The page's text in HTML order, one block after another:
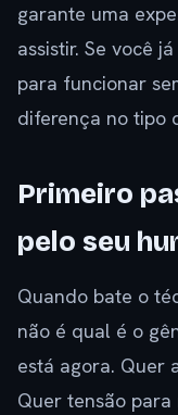
garante uma
assistir. Se você
para funcionar
diferença no tipo
Primeiro
pelo seu
Quando bate o
não é qual é o
está agora. Quer
Quer tensão